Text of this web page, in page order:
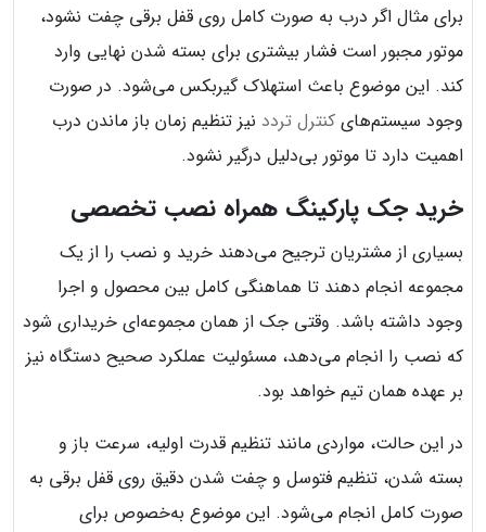
برای مثال اگر درب به صورت کامل روی قفل برقی چفت نشود،
موتور مجبور است فشار بیشتری برای بسته شدن نهایی وارد
کند. این موضوع باعث استهلاک گیربکس می‌شود. در صورت
وجود سیستم‌های کنترل تردد نیز تنظیم زمان باز ماندن درب
اهمیت دارد تا موتور بی‌دلیل درگیر نشود.
خرید جک پارکینگ همراه نصب تخصصی
بسیاری از مشتریان ترجیح می‌دهند خرید و نصب را از یک
مجموعه انجام دهند تا هماهنگی کامل بین محصول و اجرا
وجود داشته باشد. وقتی جک از همان مجموعه‌ای خریداری شود
که نصب را انجام می‌دهد، مسئولیت عملکرد صحیح دستگاه نیز
بر عهده همان تیم خواهد بود.
در این حالت، مواردی مانند تنظیم قدرت اولیه، سرعت باز و
بسته شدن، تنظیم فتوسل و چفت شدن دقیق روی قفل برقی به
صورت کامل انجام می‌شود. این موضوع به‌خصوص برای